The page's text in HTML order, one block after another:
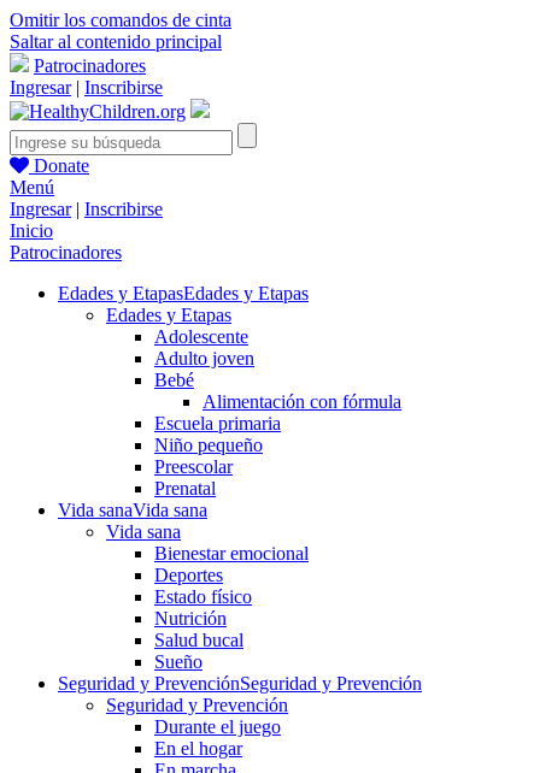
Omitir los comandos de cinta
Saltar al contenido principal
Patrocinadores
Ingresar| Inscribirse
Donate
Menú
Ingresar| Inscribirse
Inicio
Patrocinadores
Edades y EtapasEdades y Etapas
Edades y Etapas
Adolescente
Adulto joven
Bebé
Alimentación con fórmula
Escuela primaria
Niño pequeño
Preescolar
Prenatal
Vida sanaVida sana
Vida sana
Bienestar emocional
Deportes
Estado físico
Nutrición
Salud bucal
Sueño
Seguridad y PrevenciónSeguridad y Prevención
Seguridad y Prevención
Durante el juego
En el hogar